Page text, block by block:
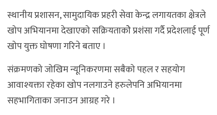
स्थानीय प्रशासन, सामुदायिक प्रहरी सेवा केन्द्र लगायतका क्षेत्रले
खोप अभियानमा देखाएको सक्रियताकोे प्रशंसा गर्दै प्रदेशलाई पूर्ण
खोप युक्त घोषणा गरिने बताए ।
संक्रमणको जोखिम न्यूनिकरणमा सबैको पहल र सहयोग
आवाश्यक्ता रहेका खोप नलगाउने हरुलेपनि अभियानमा
सहभागिताका जनाउन आग्रह गरे ।